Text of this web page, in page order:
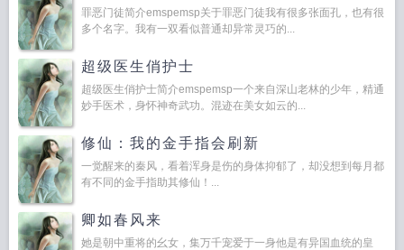
罪恶门徒简介emspemsp关于罪恶门徒我有很多张面孔，也有很
多个名字。我有一双看似普通却异常灵巧的...
超级医生俏护士
超级医生俏护士简介emspemsp一个来自深山老林的少年，精通
妙手医术，身怀神奇武功。混迹在美女如云的...
修仙：我的金手指会刷新
一觉醒来的秦风，看着浑身是伤的身体抑郁了，却没想到每月都
有不同的金手指助其修仙！...
卿如春风来
她是朝中重将的幺女，集万千宠爱于一身他是有异国血统的皇